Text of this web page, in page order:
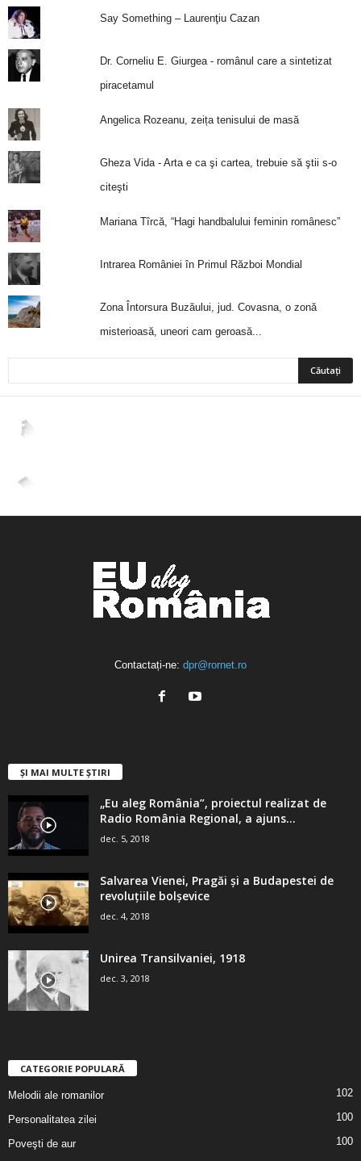
Say Something – Laurenţiu Cazan
Dr. Corneliu E. Giurgea - românul care a sintetizat
piracetamul
Angelica Rozeanu, zeița tenisului de masă
Gheza Vida - Arta e ca şi cartea, trebuie să ştii s-o
citeşti
Mariana Tîrcă, “Hagi handbalului feminin românesc”
Intrarea României în Primul Război Mondial
Zona Întorsura Buzăului, jud. Covasna, o zonă
misterioasă, uneori cam geroasă...
2,265
4,400
Contactați-ne: dpr@rornet.ro
ȘI MAI MULTE ȘTIRI
„Eu aleg România”, proiectul realizat de
Radio România Regional, a ajuns...
dec. 5, 2018
Salvarea Vienei, Pragăi şi a Budapestei de
revoluţiile bolşevice
dec. 4, 2018
Unirea Transilvaniei, 1918
dec. 3, 2018
CATEGORIE POPULARĂ
Melodii ale romanilor 102
Personalitatea zilei 100
Poveşti de aur
100